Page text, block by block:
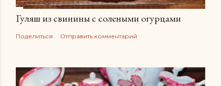
Гуляш из свинины с солеными огурцами
Поделиться Отправить комментарий